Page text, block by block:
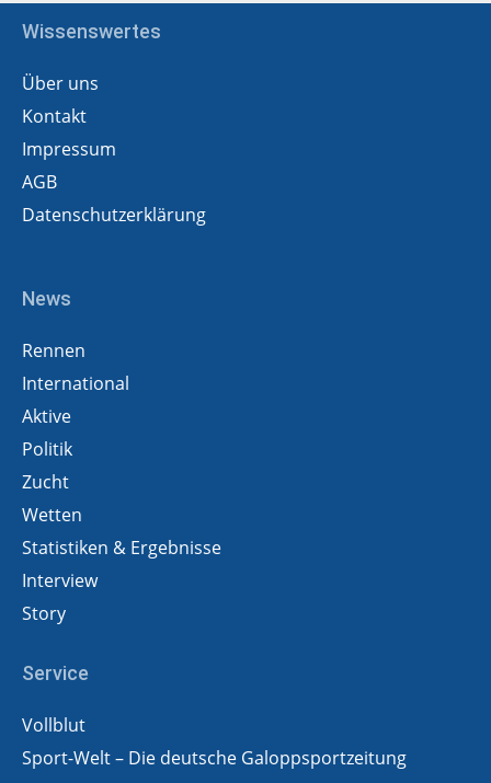
Wissenswertes
Über uns
Kontakt
Impressum
AGB
Datenschutzerklärung
News
Rennen
International
Aktive
Politik
Zucht
Wetten
Statistiken & Ergebnisse
Interview
Story
Service
Vollblut
Sport-Welt – Die deutsche Galoppsportzeitung